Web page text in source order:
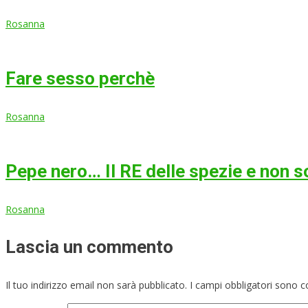
Rosanna
Fare sesso perchè
Rosanna
Pepe nero… Il RE delle spezie e non
Rosanna
Lascia un commento
Il tuo indirizzo email non sarà pubblicato. I campi obbligatori sono